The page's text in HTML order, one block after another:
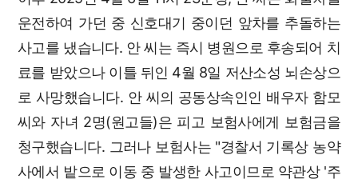
운전하여 가던 중 신호대기 중이던 앞차를 추돌하는
사고를 냈습니다. 안 씨는 즉시 병원으로 후송되어 치
료를 받았으나 이틀 뒤인 4월 8일 저산소성 뇌손상으
로 사망했습니다. 안 씨의 공동상속인인 배우자 함모
씨와 자녀 2명(원고들)은 피고 보험사에게 보험금을
청구했습니다. 그러나 보험사는 "경찰서 기록상 농약
사에서 밭으로 이동 중 발생한 사고이므로 약관상 '주